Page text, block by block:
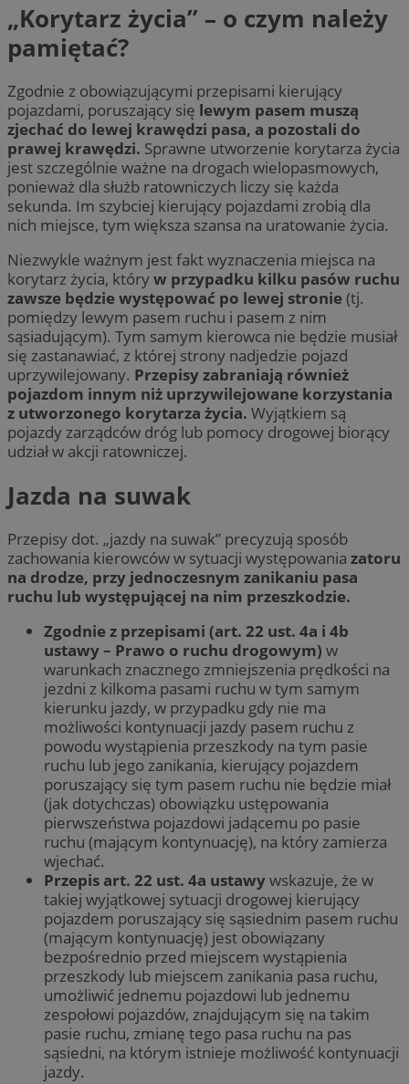
„Korytarz życia” – o czym należy
pamiętać?
Zgodnie z obowiązującymi przepisami kierujący
pojazdami, poruszający się lewym pasem muszą
zjechać do lewej krawędzi pasa, a pozostali do
prawej krawędzi. Sprawne utworzenie korytarza życia
jest szczególnie ważne na drogach wielopasmowych,
ponieważ dla służb ratowniczych liczy się każda
sekunda. Im szybciej kierujący pojazdami zrobią dla
nich miejsce, tym większa szansa na uratowanie życia.
Niezwykle ważnym jest fakt wyznaczenia miejsca na
korytarz życia, któryw przypadku kilku pasów ruchu
zawsze będzie występować po lewej stronie(tj.
pomiędzy lewym pasem ruchu i pasem z nim
sąsiadującym). Tym samym kierowca nie będzie musiał
się zastanawiać, z której strony nadjedzie pojazd
uprzywilejowany. Przepisy zabraniają również
pojazdom innym niż uprzywilejowane korzystania
z utworzonego korytarza życia. Wyjątkiem są
pojazdy zarządców dróg lub pomocy drogowej biorący
udział w akcji ratowniczej.
Jazda na suwak
Przepisy dot. „jazdy na suwak” precyzują sposób
zachowania kierowców w sytuacji występowania zatoru
na drodze, przy jednoczesnym zanikaniu pasa
ruchu lub występującej na nim przeszkodzie.
Zgodnie z przepisami (art. 22 ust. 4a i 4b
ustawy – Prawo o ruchu drogowym) w
warunkach znacznego zmniejszenia prędkości na
jezdni z kilkoma pasami ruchu w tym samym
kierunku jazdy, w przypadku gdy nie ma
możliwości kontynuacji jazdy pasem ruchu z
powodu wystąpienia przeszkody na tym pasie
ruchu lub jego zanikania, kierujący pojazdem
poruszający się tym pasem ruchu nie będzie miał
(jak dotychczas) obowiązku ustępowania
pierwszeństwa pojazdowi jadącemu po pasie
ruchu (mającym kontynuację), na który zamierza
wjechać.
Przepis art. 22 ust. 4a ustawywskazuje, że w
takiej wyjątkowej sytuacji drogowej kierujący
pojazdem poruszający się sąsiednim pasem ruchu
(mającym kontynuację) jest obowiązany
bezpośrednio przed miejscem wystąpienia
przeszkody lub miejscem zanikania pasa ruchu,
umożliwić jednemu pojazdowi lub jednemu
zespołowi pojazdów, znajdującym się na takim
pasie ruchu, zmianę tego pasa ruchu na pas
sąsiedni, na którym istnieje możliwość kontynuacji
jazdy.